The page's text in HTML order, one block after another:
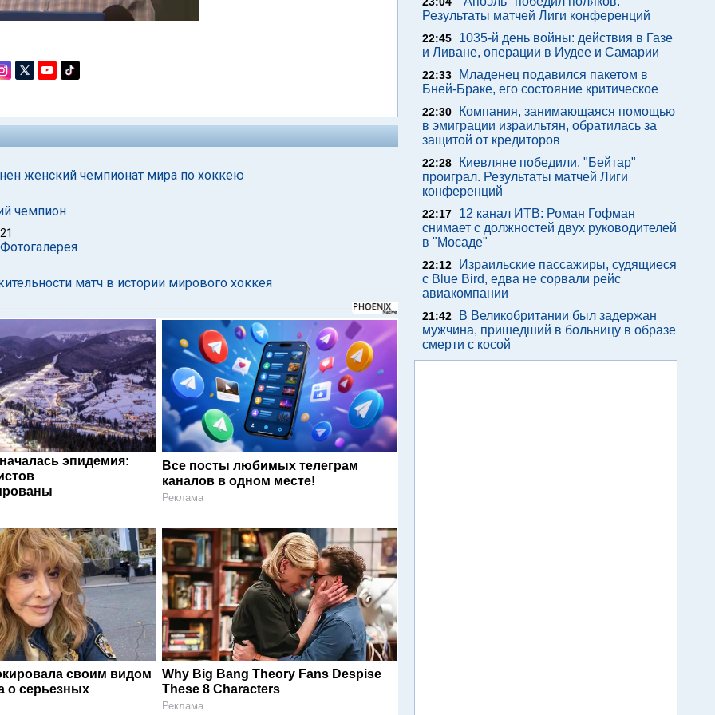
женский чемпионат мира по хоккею
чемпион
матч в истории мирового хоккея
эпидемия:
Все посты любимых телеграм
каналов в одном месте!
Реклама
своим видом
о серьезных
Why Big Bang Theory Fans Despise
These 8 Characters
Реклама
Результаты матчей Лиги конференций
22:45
1035-й день войны: действия в Газе
и Ливане, операции в Иудее и Самарии
22:33
Младенец подавился пакетом в
Бней-Браке, его состояние критическое
22:30
Компания, занимающаяся помощью
в эмиграции израильтян, обратилась за
защитой от кредиторов
22:28
Киевляне победили. "Бейтар"
проиграл. Результаты матчей Лиги
конференций
22:17
12 канал ИТВ: Роман Гофман
снимает с должностей двух руководителей
в "Мосаде"
22:12
Израильские пассажиры, судящиеся
с Blue Bird, едва не сорвали рейс
авиакомпании
21:42
В Великобритании был задержан
мужчина, пришедший в больницу в образе
смерти с косой